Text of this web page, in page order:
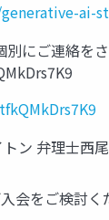
ai-
にご連絡を
ン 弁理士西
会をご検討